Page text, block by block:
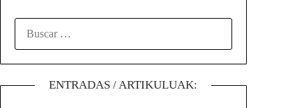
ENTRADAS / ARTIKULUAK: